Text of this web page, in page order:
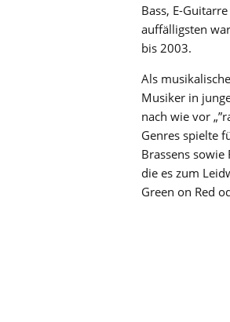
Bass, E-
auffälligsten
bis 2003.
Als
Musiker in
nach wie vor
Genres spielte
Brassens
die es zum
Green on Red